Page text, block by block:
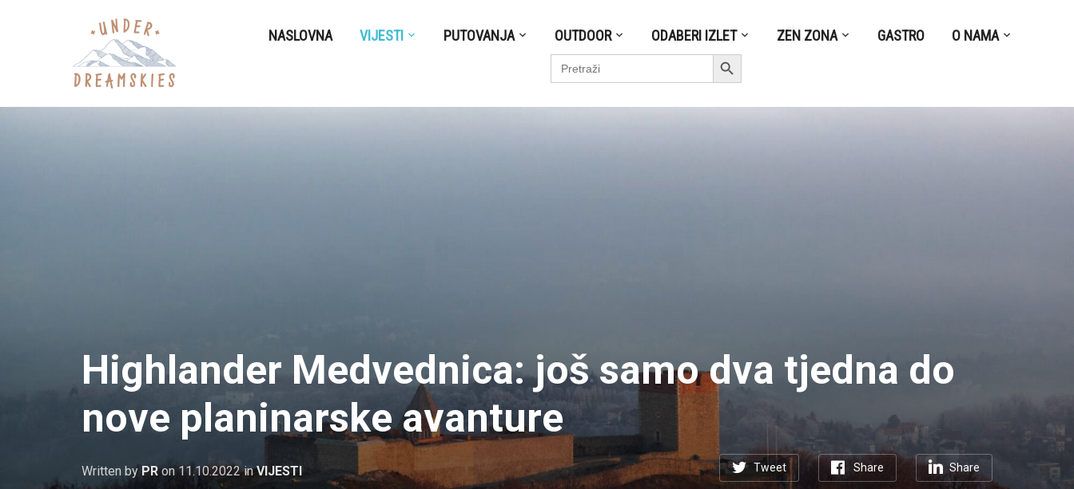
NASLOVNA VIJESTI PUTOVANJA OUTDOOR ODABERI IZLET ZEN ZONA GASTRO O NAMA
Search
for:
Search Button
Highlander Medvednica: još samo dva tjedna do
nove planinarske avanture
Tweet Share Share
Written byPR on11.10.2022 inVIJESTI